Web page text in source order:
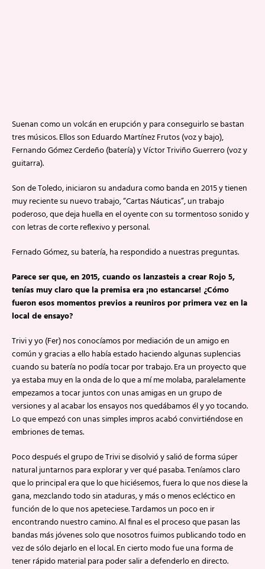
Suenan como un volcán en erupción y para conseguirlo se bastan
tres músicos. Ellos son Eduardo Martínez Frutos (voz y bajo),
Fernando Gómez Cerdeño (batería) y Víctor Triviño Guerrero (voz y
guitarra).
Son de Toledo, iniciaron su andadura como banda en 2015 y tienen
muy reciente su nuevo trabajo, “Cartas Náuticas”, un trabajo
poderoso, que deja huella en el oyente con su tormentoso sonido y
con letras de corte reflexivo y personal.
Fernado Gómez, su batería, ha respondido a nuestras preguntas.
Parece ser que, en 2015, cuando os lanzasteis a crear Rojo 5,
tenías muy claro que la premisa era ¡no estancarse! ¿Cómo
fueron esos momentos previos a reuniros por primera vez en la
local de ensayo?
Trivi y yo (Fer) nos conocíamos por mediación de un amigo en
común y gracias a ello había estado haciendo algunas suplencias
cuando su batería no podía tocar por trabajo. Era un proyecto que
ya estaba muy en la onda de lo que a mí me molaba, paralelamente
empezamos a tocar juntos con unas amigas en un grupo de
versiones y al acabar los ensayos nos quedábamos él y yo tocando.
Lo que empezó con unas simples impros acabó convirtiéndose en
embriones de temas.
Poco después el grupo de Trivi se disolvió y salió de forma súper
natural juntarnos para explorar y ver qué pasaba. Teníamos claro
que lo principal era que lo que hiciésemos, fuera lo que nos diese la
gana, mezclando todo sin ataduras, y más o menos ecléctico en
función de lo que nos apeteciese. Tardamos un poco en ir
encontrando nuestro camino. Al final es el proceso que pasan las
bandas más jóvenes solo que nosotros fuimos publicando todo en
vez de sólo dejarlo en el local. En cierto modo fue una forma de
tener rápido material para poder salir a defenderlo en directo.